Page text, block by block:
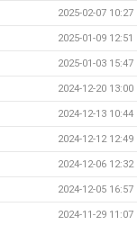
2025-02-07 10:27
2025-01-09 12:51
2025-01-03 15:47
2024-12-20 13:00
2024-12-13 10:44
2024-12-12 12:49
2024-12-06 12:32
2024-12-05 16:57
2024-11-29 11:07